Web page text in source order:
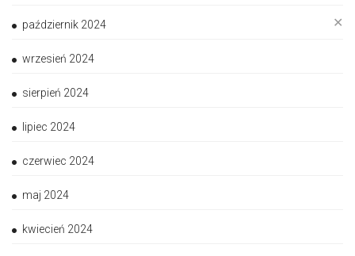
✕
październik 2024
wrzesień 2024
sierpień 2024
lipiec 2024
czerwiec 2024
maj 2024
kwiecień 2024